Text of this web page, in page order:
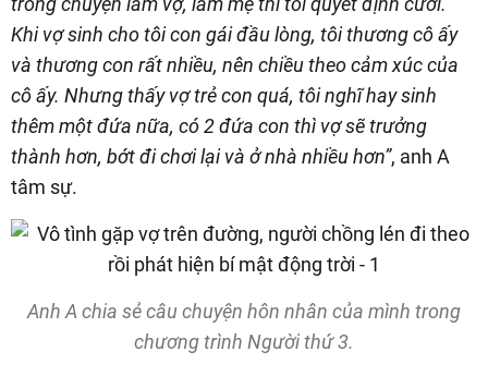
Khi vợ sinh cho tôi con gái đầu lòng, tôi thương cô ấy
và thương con rất nhiều, nên chiều theo cảm xúc của
cô ấy. Nhưng thấy vợ trẻ con quá, tôi nghĩ hay sinh
thêm một đứa nữa, có 2 đứa con thì vợ sẽ trưởng
thành hơn, bớt đi chơi lại và ở nhà nhiều hơn”, anh A
tâm sự.
Anh A chia sẻ câu chuyện hôn nhân của mình trong
chương trình Người thứ 3.